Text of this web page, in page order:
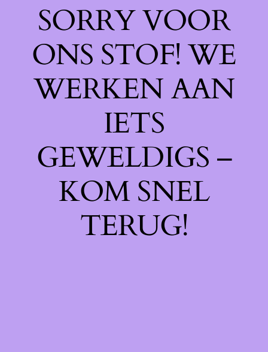
SORRY VOOR
ONS STOF! WE
WERKEN AAN
IETS
GEWELDIGS –
KOM SNEL
TERUG!